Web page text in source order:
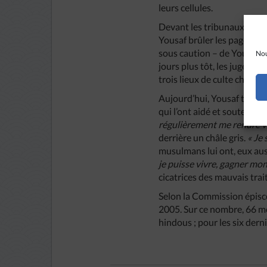
leurs cellules.
Devant les tribunaux, le
Yousaf brûler les pages
sous caution – de Yousaf.
jours plus tôt, les juges
trois lieux de culte
Aujourd’hui, Yousaf
qui l’ont aidé et soutenu,
régulièrement me rendre
derrière un châle gris. «
musulmans lui ont, eux
je puisse vivre, gagner
cicatrices des mauvais
Selon la Commission
2005. Sur ce nombre, 66
hindous ; pour les six